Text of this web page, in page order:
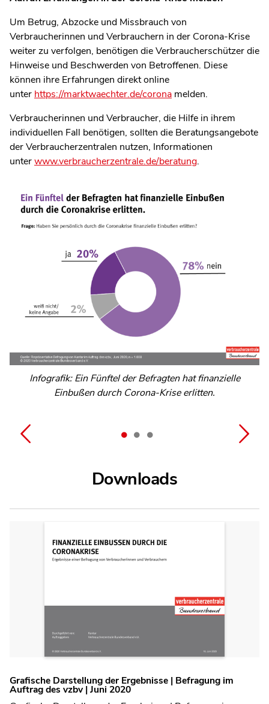
Um Betrug, Abzocke und Missbrauch von
Verbraucherinnen und Verbrauchern in der Corona-Krise
weiter zu verfolgen, benötigen die Verbraucherschützer die
Hinweise und Beschwerden von Betroffenen. Diese
können ihre Erfahrungen direkt online
unter https://marktwaechter.de/corona melden.
Verbraucherinnen und Verbraucher, die Hilfe in ihrem
individuellen Fall benötigen, sollten die Beratungsangebote
der Verbraucherzentralen nutzen, Informationen
unterwww.verbraucherzentrale.de/beratung.
Infografik: Ein Fünftel der Befragten hat finanzielle
Einbußen durch Corona-Krise erlitten.
Infografik - 41% denken: Politik verfolgt vor allem
Unternehmensinteressen
Infografik: Drei Viertel der Verbraucher hat
Gehaltseinbußen erlitten
Downloads
Grafische Darstellung der Ergebnisse | Befragung im
Auftrag des vzbv | Juni 2020